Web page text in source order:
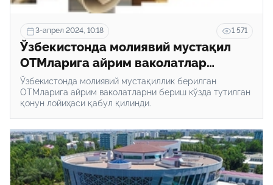
3-апрел 2024, 10:18 1 571
Ўзбекистонда молиявий мустақил
ОТМларига айрим ваколатлар
берилиши мумкин
Ўзбекистонда молиявий мустақиллик берилган
ОТМларига айрим ваколатларни бериш кўзда тутилган
қонун лойиҳаси қабул қилинди.